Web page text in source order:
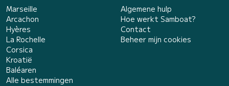
Marseille
Arcachon
Hyères
La Rochelle
Corsica
Kroatië
Baléaren
Alle bestemmingen
Algemene hulp
Hoe werkt Samboat?
Contact
Beheer mijn cookies